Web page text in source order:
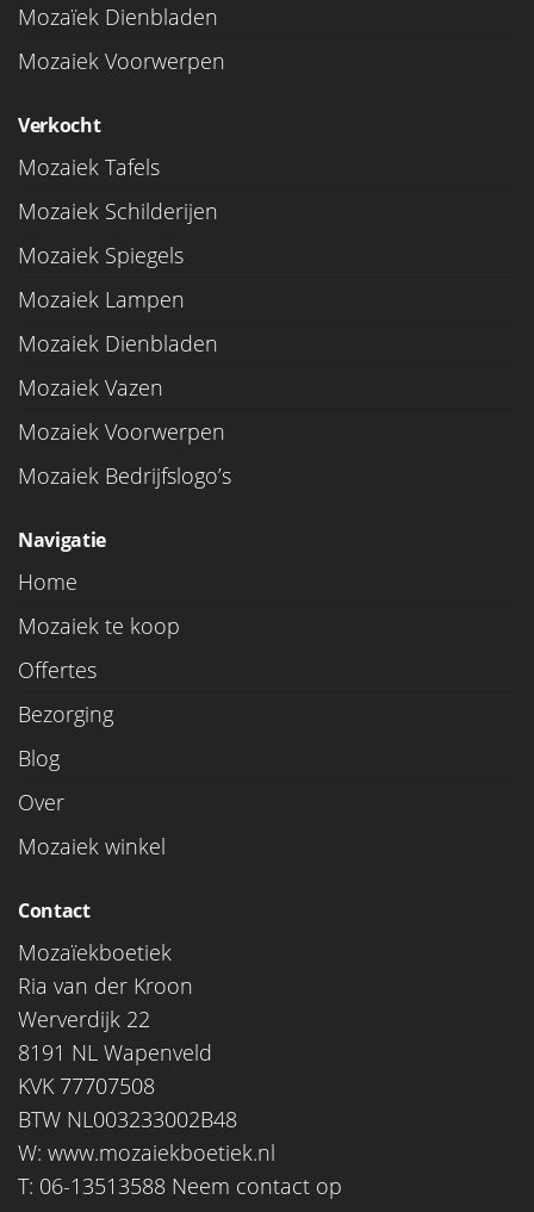
Mozaïek Dienbladen
Mozaiek Voorwerpen
Verkocht
Mozaiek Tafels
Mozaiek Schilderijen
Mozaiek Spiegels
Mozaiek Lampen
Mozaiek Dienbladen
Mozaiek Vazen
Mozaiek Voorwerpen
Mozaiek Bedrijfslogo’s
Navigatie
Home
Mozaiek te koop
Offertes
Bezorging
Blog
Over
Mozaiek winkel
Contact
Mozaïekboetiek
Ria van der Kroon
Werverdijk 22
8191 NL Wapenveld
KVK 77707508
BTW NL003233002B48
W: www.mozaiekboetiek.nl
T: 06-13513588 Neem contact op